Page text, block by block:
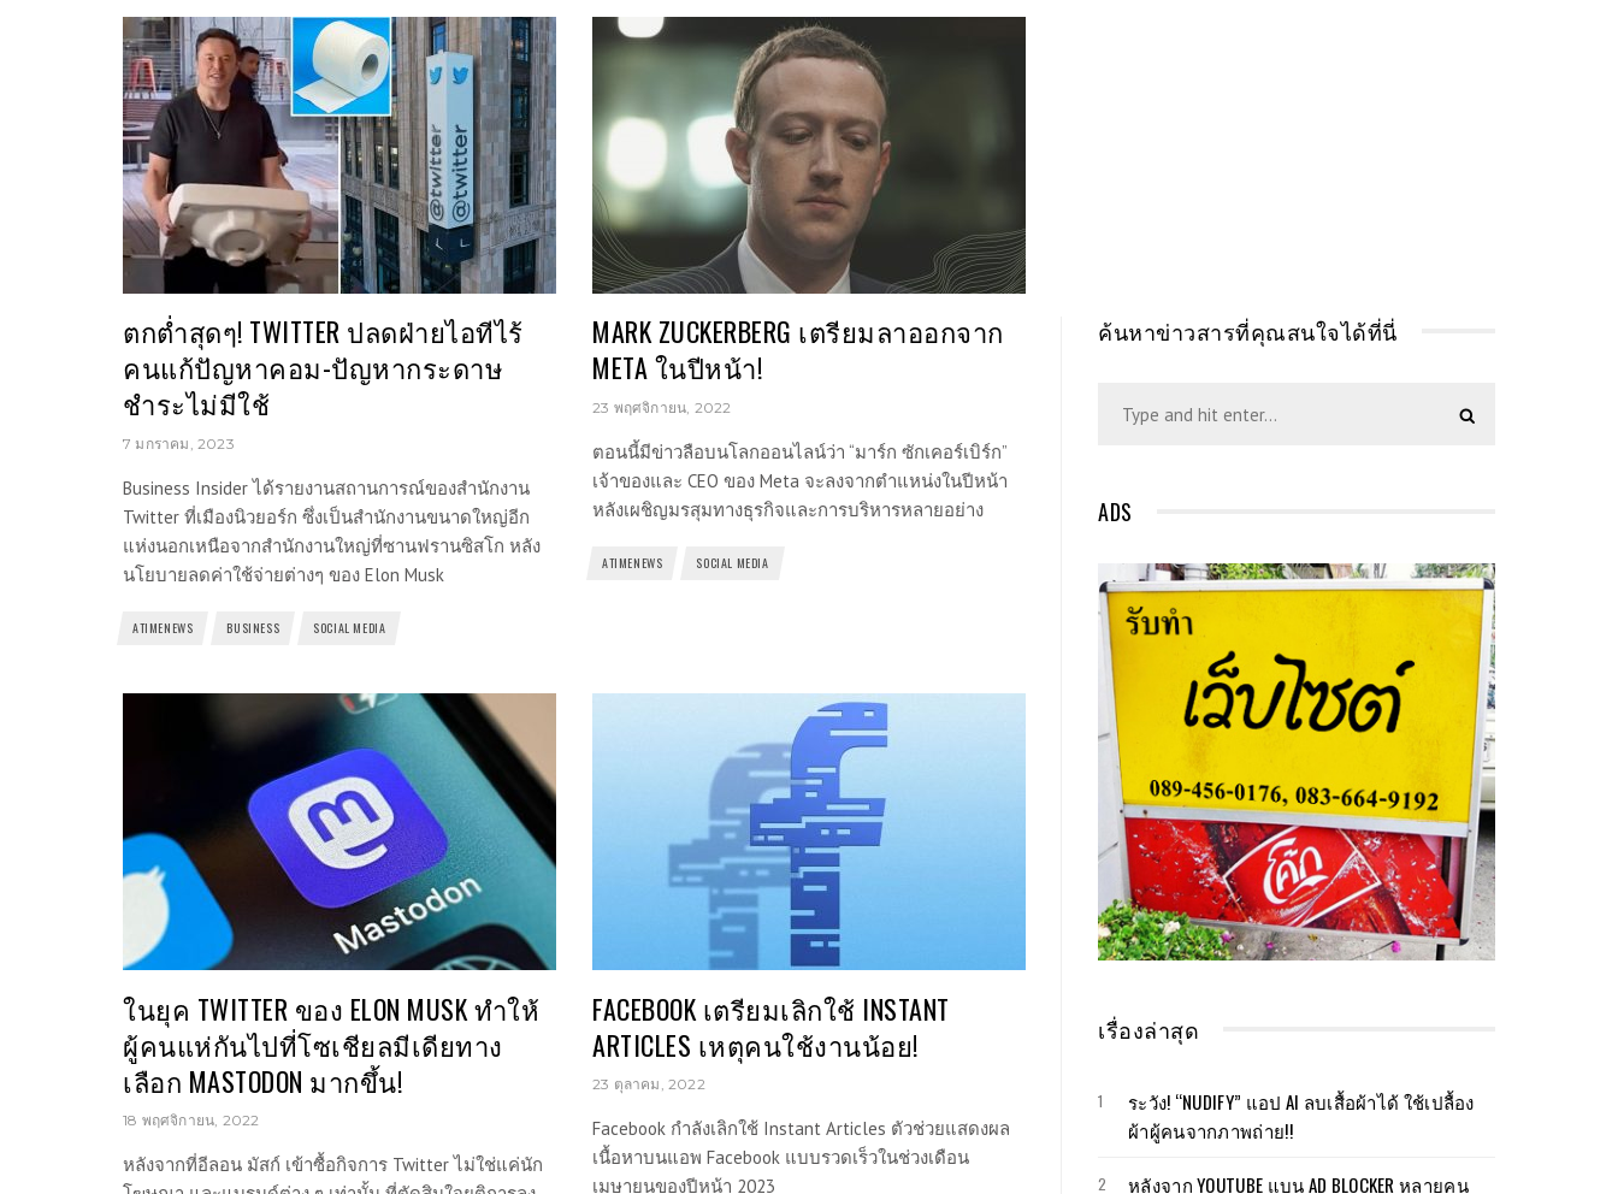
ตกต่ำสุดๆ! TWITTER ปลดฝ่ายไอทีไร้
คนแก้ปัญหาคอม-ปัญหากระดาษ
ชำระไม่มีใช้
7 มกราคม, 2023
Business Insider ได้รายงานสถานการณ์ของสำนักงาน
Twitter ที่เมืองนิวยอร์ก ซึ่งเป็นสำนักงานขนาดใหญ่อีก
แห่งนอกเหนือจากสำนักงานใหญ่ที่ซานฟรานซิสโก หลัง
นโยบายลดค่าใช้จ่ายต่างๆ ของ Elon Musk
ATIMENEWS BUSINESS SOCIAL MEDIA
MARK ZUCKERBERG เตรียมลาออกจาก
META ในปีหน้า!
23 พฤศจิกายน, 2022
ตอนนี้มีข่าวลือบนโลกออนไลน์ว่า “มาร์ก ซักเคอร์เบิร์ก”
เจ้าของและ CEO ของ Meta จะลงจากตำแหน่งในปีหน้า
หลังเผชิญมรสุมทางธุรกิจและการบริหารหลายอย่าง
ATIMENEWS SOCIAL MEDIA
ในยุค TWITTER ของ ELON MUSK ทำให้
ผู้คนแห่กันไปที่โซเชียลมีเดียทาง
เลือก MASTODON มากขึ้น!
18 พฤศจิกายน, 2022
หลังจากที่อีลอน มัสก์ เข้าซื้อกิจการ Twitter ไม่ใช่แค่นัก
FACEBOOK เตรียมเลิกใช้ INSTANT
ARTICLES เหตุคนใช้งานน้อย!
23 ตุลาคม, 2022
Facebook กำลังเลิกใช้ Instant Articles ตัวช่วยแสดงผล
เนื้อหาบนแอพ Facebook แบบรวดเร็วในช่วงเดือน
เมษายนของปีหน้า 2023
ค้นหาข่าวสารที่คุณสนใจได้ที่นี่
ADS
เรื่องล่าสุด
ระวัง! “NUDIFY” แอป AI ลบเสื้อผ้าได้ ใช้เปลื้อง
ผ้าผู้คนจากภาพถ่าย!!
หลังจาก YOUTUBE แบน AD BLOCKER หลายคน